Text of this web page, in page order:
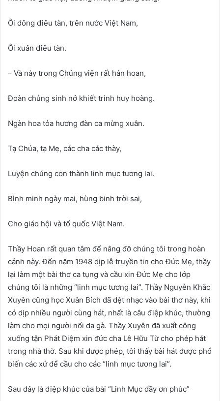
Ôi đông điêu tàn, trên nước Việt Nam,
Ôi xuân điêu tàn.
– Và này trong Chủng viện rất hân hoan,
Đoàn chủng sinh nở khiết trinh huy hoàng.
Ngàn hoa tỏa hương đàn ca mừng xuân.
Tạ Chúa, tạ Mẹ, các cha các thày,
Luyện chúng con thành linh mục tương lai.
Bình minh ngày mai, hùng binh trời sai,
Cho giáo hội và tổ quốc Việt Nam.
Thầy Hoan rất quan tâm để nâng đỡ chúng tôi trong hoàn
cảnh này. Đến năm 1948 dịp lễ truyền tin cho Đức Mẹ, thầy
lại làm một bài thơ ca tụng và cầu xin Đức Mẹ cho lớp
chúng tôi là những “linh mục tương lai”. Thầy Nguyễn Khắc
Xuyên cũng học Xuân Bích đã dệt nhạc vào bài thơ này, khi
có dịp nhiều người cùng hát, nhất là câu điệp khúc, thường
làm cho mọi người nổi da gà. Thầy Xuyên đã xuất công
xuống tận Phát Diệm xin đức cha Lê Hữu Từ cho phép hát
trong nhà thờ. Sau khi được phép, tôi thấy bài hát được phổ
biến các xứ để cầu cho các “linh mục tương lai”.
Sau đây là điệp khúc của bài “Linh Mục đầy ơn phúc”